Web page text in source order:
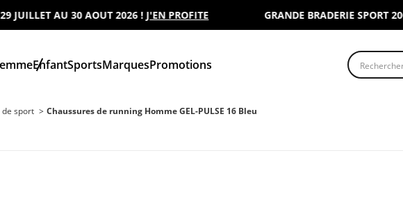
AU 30 AOUT 2026 !J'EN PROFITE GRANDE BRADERIE SPORT
EnfantSportsMarquesPromotions
de sport Chaussures de running Homme GEL-PULSE 16 Bleu